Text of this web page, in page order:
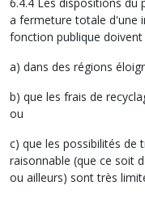
a fermeture totale d'une
fonction publique doivent
a) dans des régions
b) que les frais de
ou
c) que les possibilités de
raisonnable (que ce soit
ou ailleurs) sont très